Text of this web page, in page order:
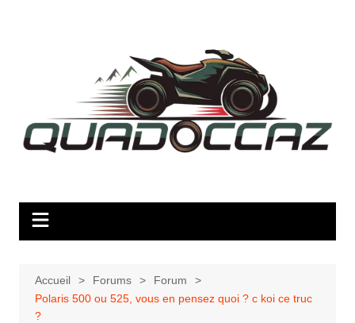
Accueil Forums
Forum
Polaris 500 ou 525, vous en pensez quoi ? c koi ce truc
?